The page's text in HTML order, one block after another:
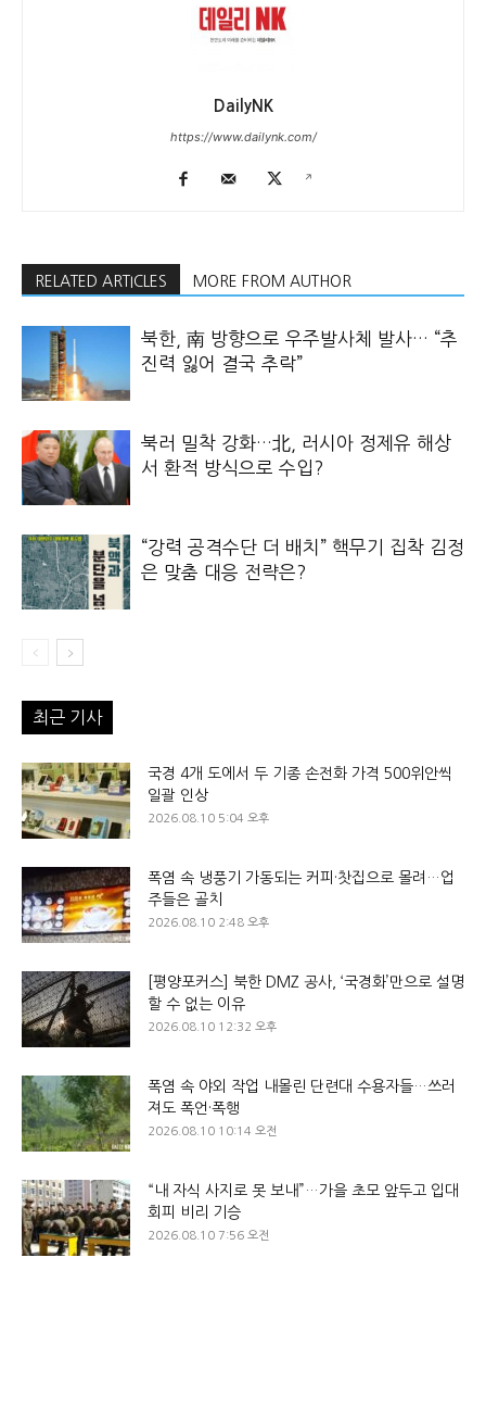
DailyNK
https://www.dailynk.com/
RELATED ARTICLES MORE FROM AUTHOR
북한, 南 방향으로 우주발사체 발사… “추
진력 잃어 결국 추락”
북러 밀착 강화…北, 러시아 정제유 해상
서 환적 방식으로 수입?
“강력 공격수단 더 배치” 핵무기 집착 김정
은 맞춤 대응 전략은?
최근 기사
국경 4개 도에서 두 기종 손전화 가격 500위안씩
일괄 인상
2026.08.10 5:04 오후
폭염 속 냉풍기 가동되는 커피·찻집으로 몰려…업
주들은 골치
2026.08.10 2:48 오후
[평양포커스] 북한 DMZ 공사, ‘국경화’만으로 설명
할 수 없는 이유
2026.08.10 12:32 오후
폭염 속 야외 작업 내몰린 단련대 수용자들…쓰러
져도 폭언·폭행
2026.08.10 10:14 오전
“내 자식 사지로 못 보내”…가을 초모 앞두고 입대
회피 비리 기승
2026.08.10 7:56 오전